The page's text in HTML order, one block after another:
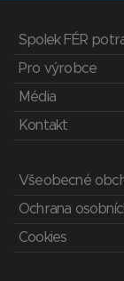
Spolek FÉR
Pro výrobce
Média
Kontakt
Všeobecné
Ochrana
Cookies